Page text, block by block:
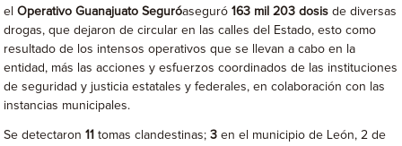
elOperativo Guanajuato Seguróaseguró163 mil 203 dosis de diversas
drogas, que dejaron de circular en las calles del Estado, esto como
resultado de los intensos operativos que se llevan a cabo en la
entidad, más las acciones y esfuerzos coordinados de las instituciones
de seguridad y justicia estatales y federales, en colaboración con las
instancias municipales.
Se detectaron11 tomas clandestinas;3 en el municipio de León, 2 de